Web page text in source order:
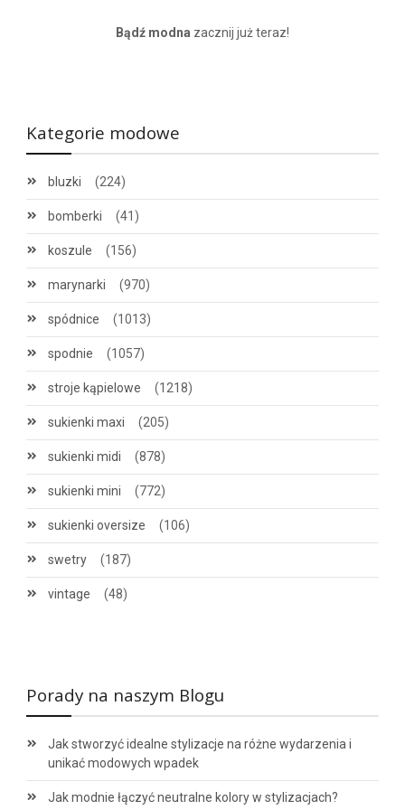
Bądź modna zacznij już teraz!
Kategorie modowe
bluzki (224)
bomberki (41)
koszule (156)
marynarki (970)
spódnice (1013)
spodnie (1057)
stroje kąpielowe (1218)
sukienki maxi (205)
sukienki midi (878)
sukienki mini (772)
sukienki oversize (106)
swetry (187)
vintage (48)
Porady na naszym Blogu
Jak stworzyć idealne stylizacje na różne wydarzenia i
unikać modowych wpadek
Jak modnie łączyć neutralne kolory w stylizacjach?